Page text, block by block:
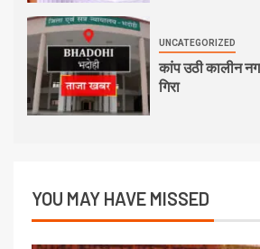
UNCATEGORIZED
कांप उठी कालीन
गिरा
YOU MAY HAVE MISSED